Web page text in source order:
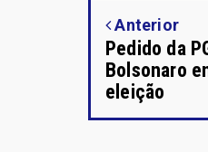
Anterior
Pedido da
Bolsonaro
eleição